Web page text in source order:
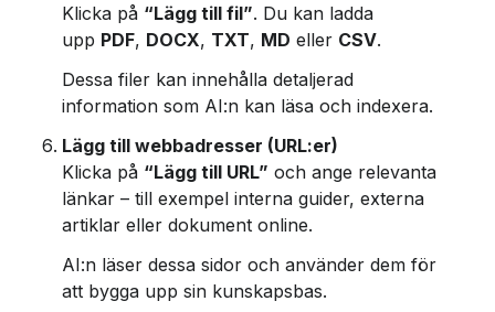
Klicka på “Lägg till fil”. Du kan ladda
upp PDF, DOCX, TXT, MD eller CSV.
Dessa filer kan innehålla detaljerad
information som AI:n kan läsa och indexera.
Lägg till webbadresser (URL:er)
Klicka på “Lägg till URL” och ange relevanta
länkar – till exempel interna guider, externa
artiklar eller dokument online.
AI:n läser dessa sidor och använder dem för
att bygga upp sin kunskapsbas.